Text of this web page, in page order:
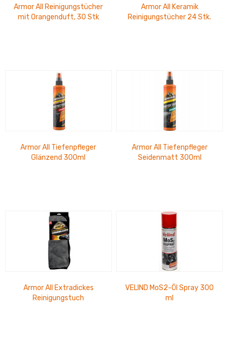
Armor All Reinigungstücher
mit Orangenduft, 30 Stk
Armor All Keramik
Reinigungstücher 24 Stk.
Armor All Tiefenpfleger
Glänzend 300ml
Armor All Tiefenpfleger
Seidenmatt 300ml
Armor All Extradickes
Reinigungstuch
VELIND MoS2-Öl Spray 300
ml